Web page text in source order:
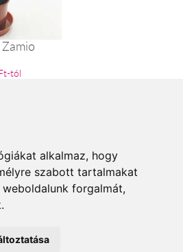
alkalmaz, hogy
szabott tartalmakat
forgalmát,
tól